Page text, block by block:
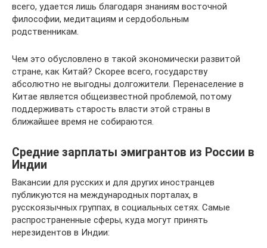
всего, удается лишь благодаря знаниям восточной
философии, медитациям и сердобольным
родственникам.
Чем это обусловлено в такой экономически развитой
стране, как Китай? Скорее всего, государству
абсолютно не выгодны долгожители. Перенаселение в
Китае является общеизвестной проблемой, потому
поддерживать старость власти этой страны в
ближайшее время не собираются.
Средние зарплаты эмигрантов из России в
Индии
Вакансии для русских и для других иностранцев
публикуются на международных порталах, в
русскоязычных группах, в социальных сетях. Самые
распространенные сферы, куда могут принять
нерезидентов в Индии: